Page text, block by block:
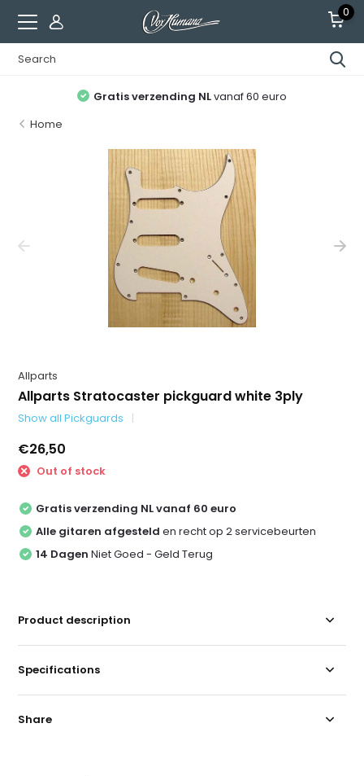
0
Gratis verzending NLvanaf 60 euro
Home
Allparts
Allparts Stratocaster pickguard white 3ply
Show all Pickguards
€26,50
Out of stock
Gratis verzending NL vanaf 60 euro
Alle gitaren afgesteld en recht op 2 servicebeurten
14 Dagen Niet Goed - Geld Terug
Product description
Specifications
Share